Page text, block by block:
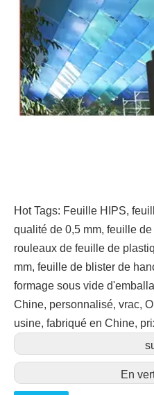
Hot Tags: Feuille HIPS,
qualité de 0,5 mm, feuille
rouleaux de feuille de
mm, feuille de blister de
formage sous vide
Chine, personnalisé, vrac,
usine, fabriqué en Chine,
En